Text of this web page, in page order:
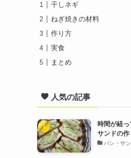
干しネギ
ねぎ焼きの材料
作り方
実食
まとめ
人気の記事
時間が経
サンドの作
パン・サ